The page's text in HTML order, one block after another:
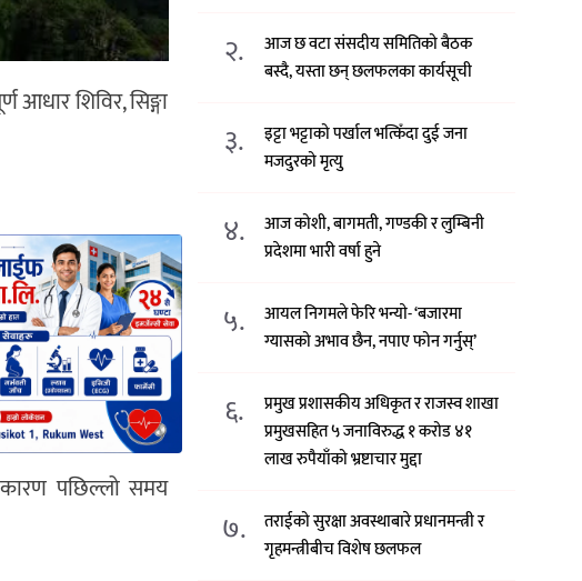
आधार शिविर, सिङ्गा
कारण पछिल्लो समय
२.
आज छ वटा संसदीय समितिको बैठक
बस्दै, यस्ता छन् छलफलका कार्यसूची
३.
इट्टा भट्टाको पर्खाल भत्किँदा दुई जना
मजदुरको मृत्यु
४.
आज कोशी, बागमती, गण्डकी र लुम्बिनी
प्रदेशमा भारी वर्षा हुने
५.
आयल निगमले फेरि भन्याे- ‘बजारमा
ग्यासको अभाव छैन, नपाए फोन गर्नुस्’
६.
प्रमुख प्रशासकीय अधिकृत र राजस्व शाखा
प्रमुखसहित ५ जनाविरुद्ध १ करोड ४१
लाख रुपैयाँको भ्रष्टाचार मुद्दा
७.
तराईको सुरक्षा अवस्थाबारे प्रधानमन्त्री र
गृहमन्त्रीबीच विशेष छलफल